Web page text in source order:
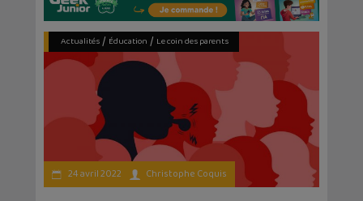
Actualités/ Éducation / Le coin des parents
24 avril 2022 Christophe Coquis